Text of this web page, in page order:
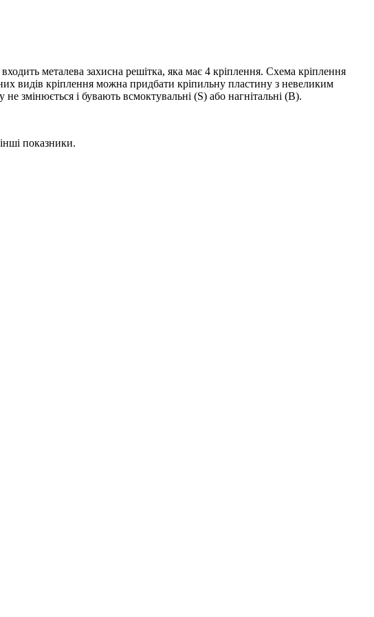
металева захисна решітка, яка має 4 кріплення. Схема кріплення
видів кріплення можна придбати кріпильну пластину з невеликим
змінюється і бувають всмоктувальні (S) або нагнітальні (B).
показники.